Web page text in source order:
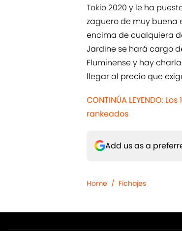
Tokio 2020 y le ha
zaguero de muy buena
encima de cualquiera
Jardine se hará cargo
Fluminense y hay
llegar al precio que
CONTINÚA LEYENDO:
rankeados
Add us as a
Home / Fichajes